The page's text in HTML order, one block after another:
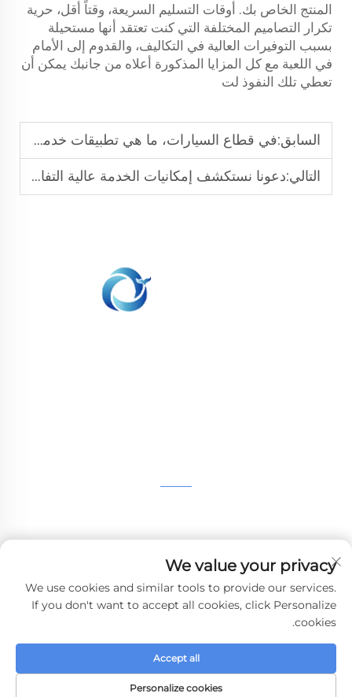
المنتج الخاص بك. أوقات التسليم السريعة، وقتاً أقل، حرية
تكرار التصاميم المختلفة التي كنت تعتقد أنها مستحيلة
بسبب التوفيرات العالية في التكاليف، والقدوم إلى الأمام
في اللعبة مع كل المزايا المذكورة أعلاه من جانبك يمكن أن
تعطي تلك النفوذ لت
السابق:في قطاع السيارات، ما هي تطبيقات خدمة الطباعة ثلاثية الأبعاد SLM؟
التالي:دعونا نستكشف إمكانيات الخدمة عالية التفاصيل لطباعة SLA ثلاثية الأبعاد
[email protected]
حقوق النشر © 2024 WHALE STONE 3d جميع الحقوق محفوظة.
سياسة
الخصوصية -المدونة
We value your privacy
We use cookies and similar tools to provide our services.
If you don't want to accept all cookies, click Personalize
cookies.
Personalize cookies
Accept all